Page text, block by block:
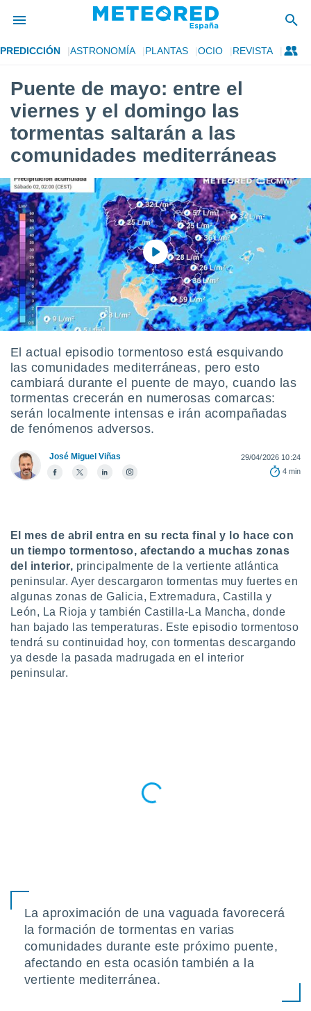
de
por
la
que se
calidad.
a este
las
y
forma
digital
basada
seguir
contenido
coste.
a la
la
todas
y análisis
en
como
perfil
y
en
más
nuestra
cookies
aceptar
sitio
En
ACEPTAR
CONTINUAR
CONFIGURACIÓN
PREDICCIÓN ASTRONOMÍA PLANTAS OCIO REVISTA
Puente de mayo: entre el
viernes y el domingo las
tormentas saltarán a las
comunidades mediterráneas
El actual episodio tormentoso está esquivando
las comunidades mediterráneas, pero esto
cambiará durante el puente de mayo, cuando las
tormentas crecerán en numerosas comarcas:
serán localmente intensas e irán acompañadas
de fenómenos adversos.
José Miguel Viñas
29/04/2026 10:24
4 min
El mes de abril entra en su recta final y lo hace con
un tiempo tormentoso, afectando a muchas zonas
del interior, principalmente de la vertiente atlántica
peninsular. Ayer descargaron tormentas muy fuertes en
algunas zonas de Galicia, Extremadura, Castilla y
León, La Rioja y también Castilla-La Mancha, donde
han bajado las temperaturas. Este episodio tormentoso
tendrá su continuidad hoy, con tormentas descargando
ya desde la pasada madrugada en el interior
peninsular.
La aproximación de una vaguada favorecerá
la formación de tormentas en varias
comunidades durante este próximo puente,
afectando en esta ocasión también a la
vertiente mediterránea.